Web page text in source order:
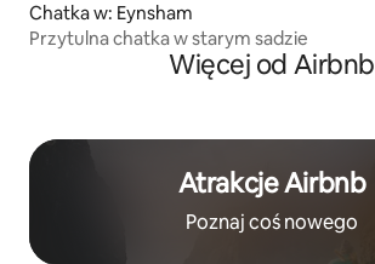
Chatka w: Eynsham
Przytulna chatka w starym sadzie
Więcej od Airbnb
Atrakcje Airbnb
Poznaj coś nowego